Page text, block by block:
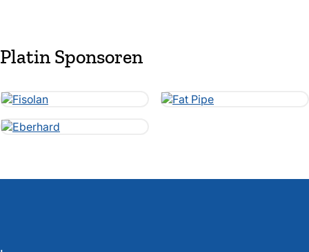
Platin Sponsoren